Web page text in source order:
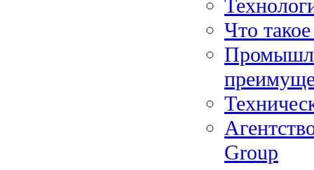
Что
Group